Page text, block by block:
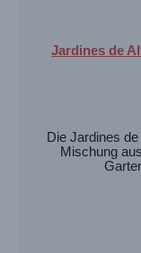
Jardines de
Die Jardines
Mischung